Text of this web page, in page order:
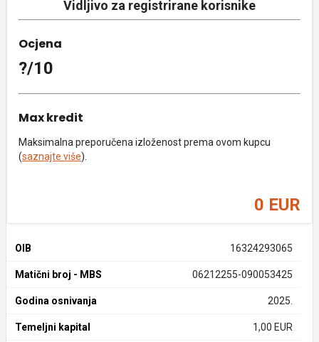
Vidljivo za registrirane korisnike
Ocjena
?/10
Max kredit
Maksimalna preporučena izloženost prema ovom kupcu
(saznajte više).
0 EUR
OIB 16324293065
Matični broj - MBS 06212255-090053425
Godina osnivanja 2025.
Temeljni kapital 1,00 EUR